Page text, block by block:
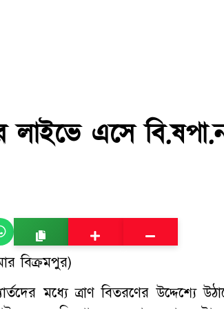
লাইভে এসে
বিক্রমপুর)
মধ্যে ত্রাণ বিতরণের উদ্দেশ্যে